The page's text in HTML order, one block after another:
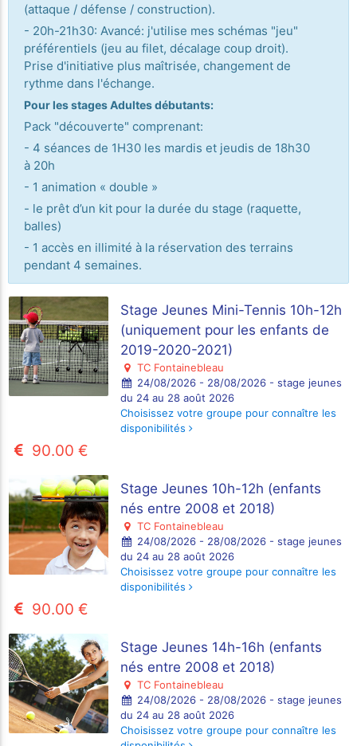
(attaque / défense / construction).
- 20h-21h30: Avancé: j'utilise mes schémas "jeu"
préférentiels (jeu au filet, décalage coup droit).
Prise d'initiative plus maîtrisée, changement de
rythme dans l'échange.
Pour les stages Adultes débutants:
Pack "découverte" comprenant:
- 4 séances de 1H30 les mardis et jeudis de 18h30
à 20h
- 1 animation « double »
- le prêt d’un kit pour la durée du stage (raquette,
balles)
- 1 accès en illimité à la réservation des terrains
pendant 4 semaines.
Stage Jeunes Mini-Tennis 10h-12h
(uniquement pour les enfants de
2019-2020-2021)
TC Fontainebleau
24/08/2026 - 28/08/2026 - stage jeunes
du 24 au 28 août 2026
Choisissez votre groupe pour connaître les
disponibilités
90.00 €
Stage Jeunes 10h-12h (enfants
nés entre 2008 et 2018)
TC Fontainebleau
24/08/2026 - 28/08/2026 - stage jeunes
du 24 au 28 août 2026
Choisissez votre groupe pour connaître les
disponibilités
90.00 €
Stage Jeunes 14h-16h (enfants
nés entre 2008 et 2018)
TC Fontainebleau
24/08/2026 - 28/08/2026 - stage jeunes
du 24 au 28 août 2026
Choisissez votre groupe pour connaître les